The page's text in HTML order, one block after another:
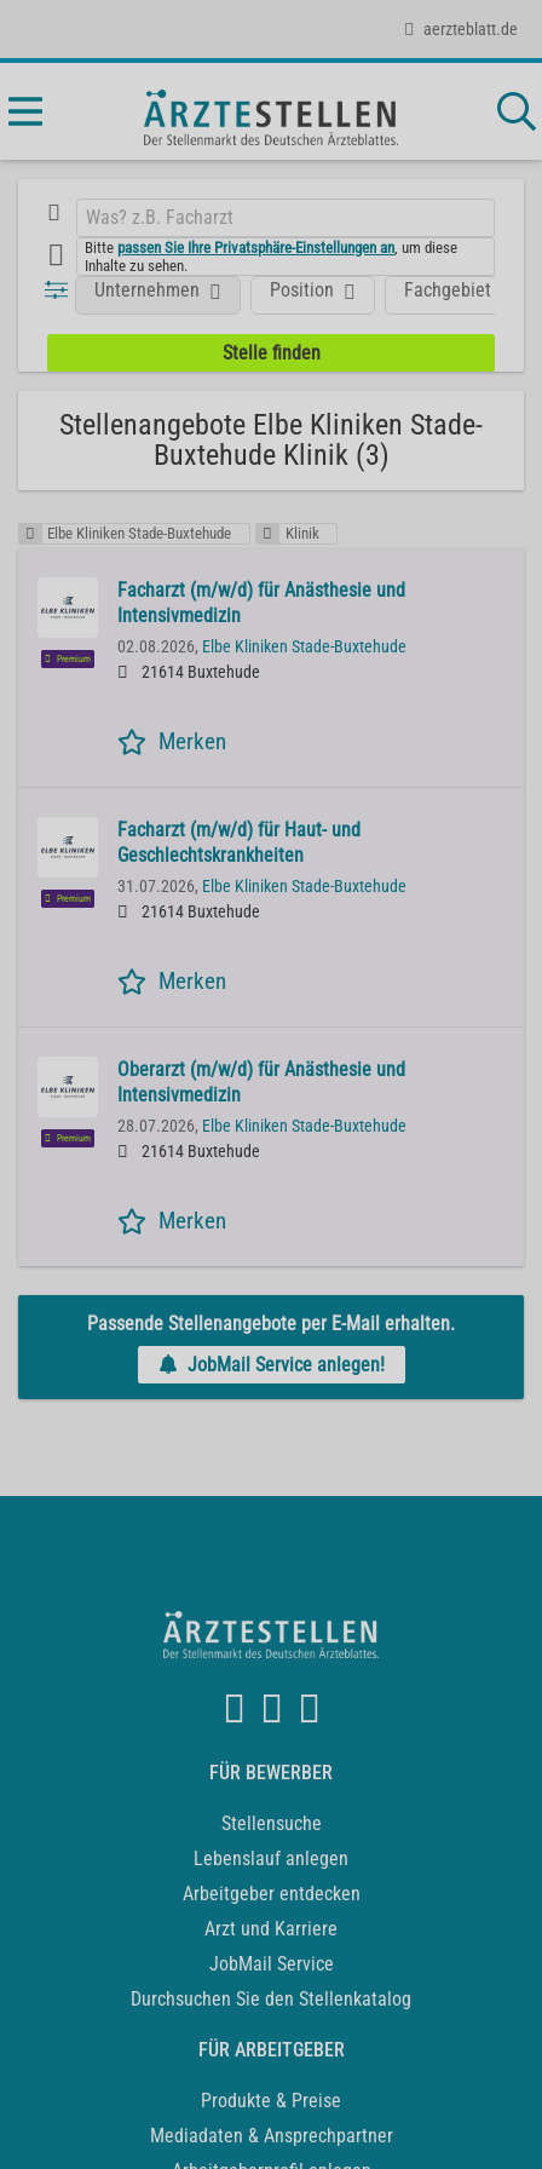
aerzteblatt.de
Bittepassen Sie Ihre Privatsphäre-Einstellungen an , um diese
Inhalte zu sehen.
Position Fachgebiet
Unternehmen
Stellenangebote Elbe Kliniken Stade-
Buxtehude Klinik (3)
Elbe Kliniken Stade-Buxtehude Klinik
Premium
Facharzt (m/w/d) für Anästhesie und
Intensivmedizin
02.08.2026, Elbe Kliniken Stade-Buxtehude
21614 Buxtehude
Merken
Premium
Facharzt (m/w/d) für Haut- und
Geschlechtskrankheiten
31.07.2026, Elbe Kliniken Stade-Buxtehude
21614 Buxtehude
Merken
Premium
Oberarzt (m/w/d) für Anästhesie und
Intensivmedizin
28.07.2026, Elbe Kliniken Stade-Buxtehude
21614 Buxtehude
Merken
Passende Stellenangebote per E-Mail erhalten.
JobMail Service anlegen!
FÜR BEWERBER
Stellensuche
Lebenslauf anlegen
Arbeitgeber entdecken
Arzt und Karriere
JobMail Service
Durchsuchen Sie den Stellenkatalog
FÜR ARBEITGEBER
Produkte & Preise
Mediadaten & Ansprechpartner